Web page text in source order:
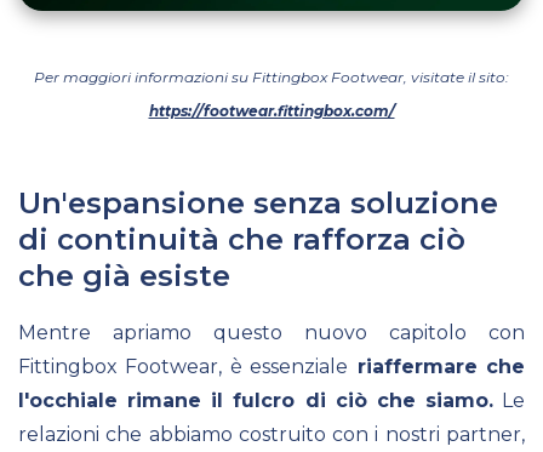
Per maggiori informazioni su Fittingbox Footwear, visitate il sito:
https://footwear.fittingbox.com/
Un'espansione senza soluzione
di continuità che rafforza ciò
che già esiste
Mentre apriamo questo nuovo capitolo con
Fittingbox Footwear, è essenziale riaffermare che
l'occhiale rimane il fulcro di ciò che siamo.Le
relazioni che abbiamo costruito con i nostri partner,